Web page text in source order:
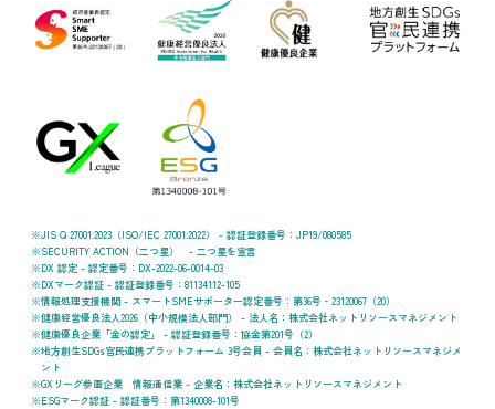
JIS Q 27001:2023（ISO/IEC 27001:2022） - 認証登録番号：JP19/080585
SECURITY ACTION（二つ星） - 二つ星を宣言
DX 認定 - 認定番号：DX-2022-06-0014-03
DXマーク認証 - 認証登録番号：81134112-105
情報処理支援機関 - スマートSMEサポーター認定番号：第36号‐23120067（20）
健康経営優良法人2026（中小規模法人部門） - 法人名：株式会社ネットリソースマネジメント
健康優良企業「金の認定」 - 認証登録番号：協金第201号（2）
地方創生SDGs官民連携プラットフォーム 3号会員 - 会員名：株式会社ネットリソースマネジメ
ント
GXリーグ参画企業 情報通信業 - 企業名：株式会社ネットリソースマネジメント
ESGマーク認証 - 認証番号：第1340008-101号